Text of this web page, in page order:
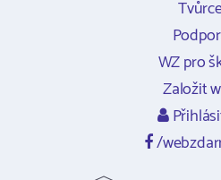
WZ pro
Založit
/